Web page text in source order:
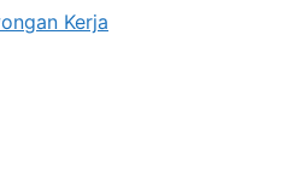
Kerja